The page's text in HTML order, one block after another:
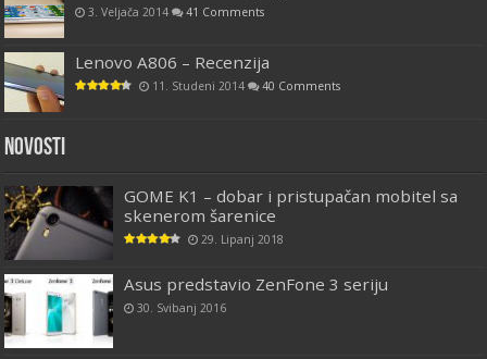
3. Veljača 2014 41 Comments
Lenovo A806 – Recenzija
11. Studeni 2014 40 Comments
Novosti
GOME K1 – dobar i pristupačan mobitel sa
skenerom šarenice
29. Lipanj 2018
Asus predstavio ZenFone 3 seriju
30. Svibanj 2016